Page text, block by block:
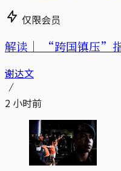
仅限会员
解读｜ “跨国镇压”
谢达文
2 小时前